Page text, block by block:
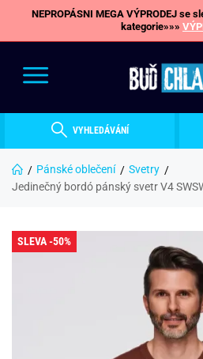
NEPROPÁSNI MEGA VÝPRODEJ se
kategorie»»»
VYHLEDÁVÁNÍ
Pánské oblečení
Svetry
Jedinečný bordó pánský svetr V4
SLEVA -50%